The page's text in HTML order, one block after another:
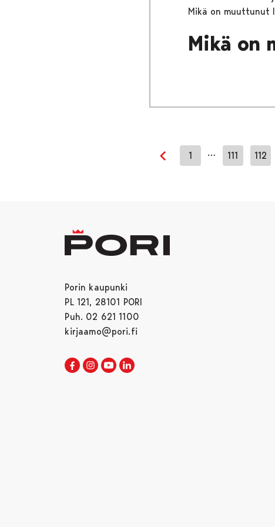
Mikä on muuttunut
Mikä on
Edellinen sivu
1 … 111 112
Porin kaupunki
PL 121, 28101 PORI
Puh. 02 621 1100
kirjaamo@pori.fi
Porin kaupunki Facebookissa
Avautuu uudessa välilehdessä
Porin kaupunki Instagramissa
Avautuu uudessa välilehdessä
Porin kaupunki Youtubessa
Avautuu uudessa välilehdessä